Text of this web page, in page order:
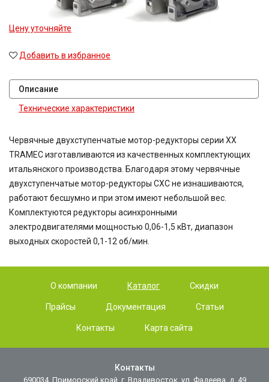
Цену уточняйте
Добавить в избранное
Описание
Технические характеристики
Червячные двухступенчатые мотор-редукторы серии XX
TRAMEC изготавливаются из качественных комплектующих
итальянского производства. Благодаря этому червячные
двухступенчатые мотор-редукторы CXC не изнашиваются,
работают бесшумно и при этом имеют небольшой вес.
Комплектуются редукторы асинхронными
электродвигателями мощностью 0,06-1,5 кВт, диапазон
выходных скоростей 0,1-12 об/мин.
О компании Каталог Скидки
Прайсы Документация Статьи
Контакты Карта сайта
Контакты
690034, Приморский край, г. Владивосток, ул. Фадеева, д. 49